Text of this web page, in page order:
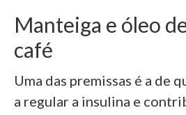
Manteiga e óleo
café
Uma das premissas é a de
a regular a insulina e